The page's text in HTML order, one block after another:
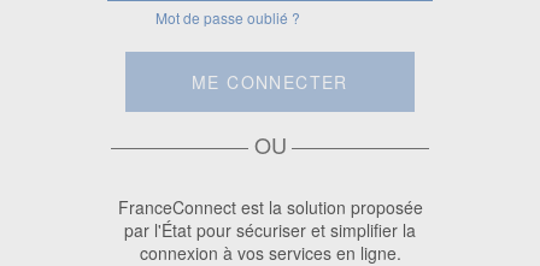
Mot de passe oublié ?
ME CONNECTER
OU
FranceConnect est la solution proposée
par l'État pour sécuriser et simplifier la
connexion à vos services en ligne.